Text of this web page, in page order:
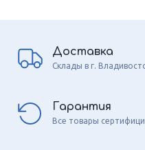
Доставка
Склады в г.
Гарантия
Все товары